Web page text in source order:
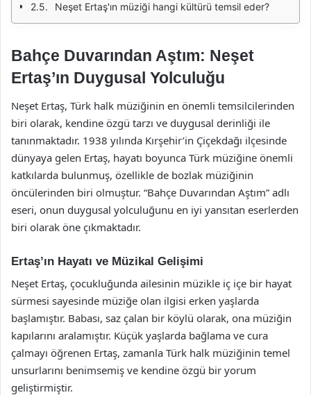
Neşet Ertaş'ın müziği hangi kültürü temsil eder?
Bahçe Duvarından Aştım: Neşet
Ertaş’ın Duygusal Yolculuğu
Neşet Ertaş, Türk halk müziğinin en önemli temsilcilerinden
biri olarak, kendine özgü tarzı ve duygusal derinliği ile
tanınmaktadır. 1938 yılında Kırşehir’in Çiçekdağı ilçesinde
dünyaya gelen Ertaş, hayatı boyunca Türk müziğine önemli
katkılarda bulunmuş, özellikle de bozlak müziğinin
öncülerinden biri olmuştur. “Bahçe Duvarından Aştım” adlı
eseri, onun duygusal yolculuğunu en iyi yansıtan eserlerden
biri olarak öne çıkmaktadır.
Ertaş’ın Hayatı ve Müzikal Gelişimi
Neşet Ertaş, çocukluğunda ailesinin müzikle iç içe bir hayat
sürmesi sayesinde müziğe olan ilgisi erken yaşlarda
başlamıştır. Babası, saz çalan bir köylü olarak, ona müziğin
kapılarını aralamıştır. Küçük yaşlarda bağlama ve cura
çalmayı öğrenen Ertaş, zamanla Türk halk müziğinin temel
unsurlarını benimsemiş ve kendine özgü bir yorum
geliştirmiştir.